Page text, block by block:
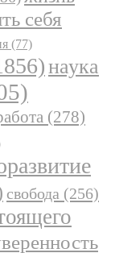
себя
(77)
наука
(278)
свобода (256)